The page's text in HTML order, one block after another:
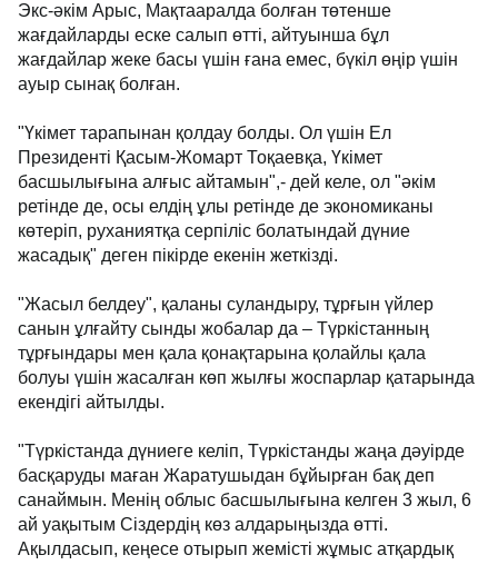
Экс-әкім Арыс, Мақтааралда болған төтенше
жағдайларды еске салып өтті, айтуынша бұл
жағдайлар жеке басы үшін ғана емес, бүкіл өңір үшін
ауыр сынақ болған.
"Үкімет тарапынан қолдау болды. Ол үшін Ел
Президенті Қасым-Жомарт Тоқаевқа, Үкімет
басшылығына алғыс айтамын",- дей келе, ол "әкім
ретінде де, осы елдің ұлы ретінде де экономиканы
көтеріп, руханиятқа серпіліс болатындай дүние
жасадық" деген пікірде екенін жеткізді.
"Жасыл белдеу", қаланы суландыру, тұрғын үйлер
санын ұлғайту сынды жобалар да – Түркістанның
тұрғындары мен қала қонақтарына қолайлы қала
болуы үшін жасалған көп жылғы жоспарлар қатарында
екендігі айтылды.
"Түркістанда дүниеге келіп, Түркістанды жаңа дәуірде
басқаруды маған Жаратушыдан бұйырған бақ деп
санаймын. Менің облыс басшылығына келген 3 жыл, 6
ай уақытым Сіздердің көз алдарыңызда өтті.
Ақылдасып, кеңесе отырып жемісті жұмыс атқардық